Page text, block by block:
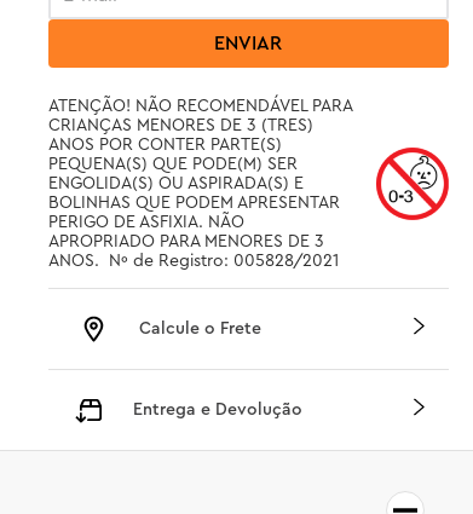
ENVIAR
ATENÇÃO! NÃO RECOMENDÁVEL PARA
CRIANÇAS MENORES DE 3 (TRES)
ANOS POR CONTER PARTE(S)
PEQUENA(S) QUE PODE(M) SER
ENGOLIDA(S) OU ASPIRADA(S) E
BOLINHAS QUE PODEM APRESENTAR
PERIGO DE ASFIXIA. NÃO
APROPRIADO PARA MENORES DE 3
ANOS.  Nº de Registro: 005828/2021
Calcule o Frete
Entrega e Devolução